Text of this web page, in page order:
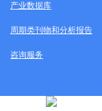
产业数据库
周期类刊物和分析报告
咨询服务